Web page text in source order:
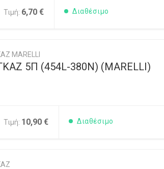
Τιμή: 6,70 € Διαθέσιμο
MARELLI
5Π (454L-380Ν) (MARELLI)
Τιμή: 10,90 € Διαθέσιμο